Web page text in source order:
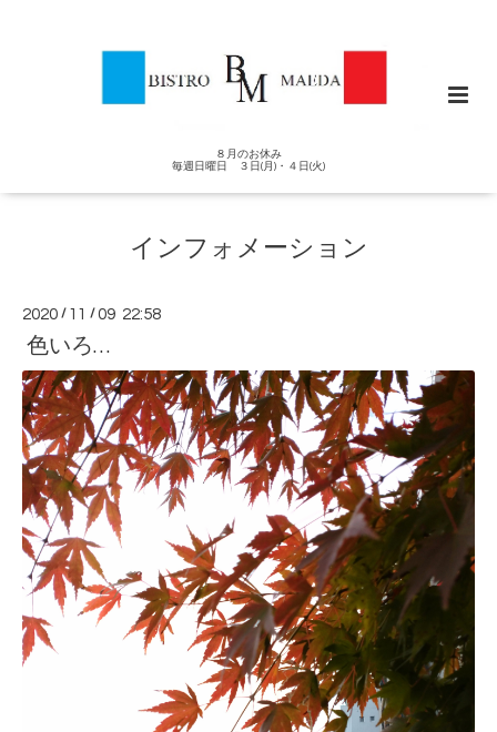
８月のお休み
毎週日曜日 ３日(月)・４日(火)
インフォメーション
2020 / 11 /09 22:58
色いろ…